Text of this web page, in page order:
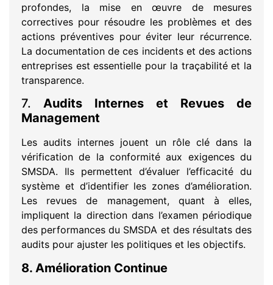
profondes, la mise en œuvre de mesures
correctives pour résoudre les problèmes et des
actions préventives pour éviter leur récurrence.
La documentation de ces incidents et des actions
entreprises est essentielle pour la traçabilité et la
transparence.
7. Audits Internes et Revues de
Management
Les audits internes jouent un rôle clé dans la
vérification de la conformité aux exigences du
SMSDA. Ils permettent d’évaluer l’efficacité du
système et d’identifier les zones d’amélioration.
Les revues de management, quant à elles,
impliquent la direction dans l’examen périodique
des performances du SMSDA et des résultats des
audits pour ajuster les politiques et les objectifs.
8. Amélioration Continue